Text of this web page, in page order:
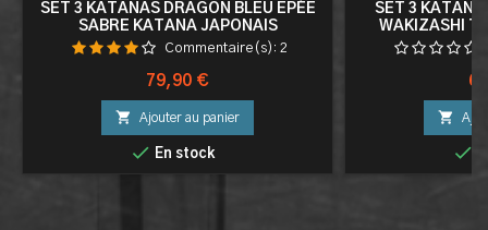
SET 3 KATANAS DRAGON BLEU EPÉE
SABRE KATANA JAPONAIS
DECORATION KATANA + WAKIZASHI +
Commentaire(s): 2
Prix
79,90 €
 Ajouter au panier
 En stock
SET 3
WAKIZASHI
KATANA

